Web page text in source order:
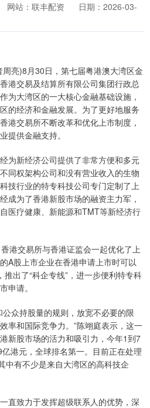
网站：联丰配资
日期：2026-03-
亮)8月30日，第七届粤港澳大湾区金
港交易及结算所有限公司集团行政总
为大湾区的一大核心金融基础设施，
的经济和金融发展。为了更好地服务
港交易所不断改革和优化上市制度，
提供金融支持。
新经济公司提供了非常方便和多元
同权架构公司和没有营业收入的生物
技行业的特专科技公司专门定制了上
成为了香港新股市场的融资主力军，
医疗健康、新能源和TMT等新经济行
交易所与香港证监会一起优化了上
A股上市企业在香港申请上市时可以
出了“科企专线”，进一步便利特专科
申请。
众持股量的规则，放宽不必要的限
率和国际竞争力。”陈翊庭表示，这一
新股市场的活力和吸引力，今年1到7
港元，全球排名第一。目前正在处理
中有不少是来自大湾区的高科技企
致力于发挥超级联系人的优势，深